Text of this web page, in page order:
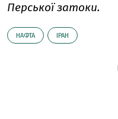
Перської затоки.
НАФТА ІРАН